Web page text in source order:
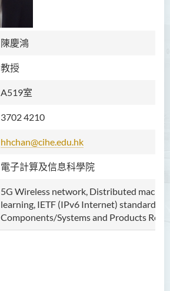
陳慶鴻
教授
A519室
3702 4210
hhchan@cihe.edu.hk
電子計算及信息科學院
5G Wireless network, Distributed
learning, IETF (IPv6 Internet) standards,
Components/Systems and Products
校外顧問團及校外考試委員
合作伙伴